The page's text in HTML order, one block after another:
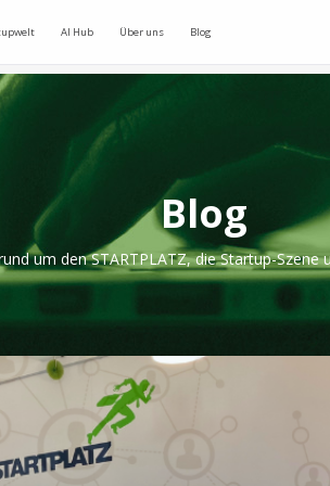
AI Hub Über uns Blog
Blog
um den STARTPLATZ, die Startup-Szene